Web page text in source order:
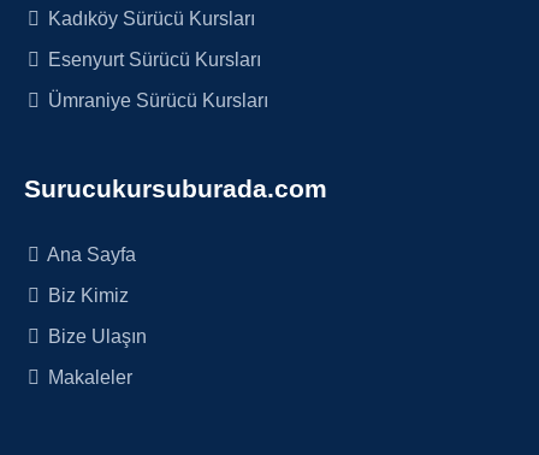
Kadıköy Sürücü Kursları
Esenyurt Sürücü Kursları
Ümraniye Sürücü Kursları
Surucukursuburada.com
Ana Sayfa
Biz Kimiz
Bize Ulaşın
Makaleler